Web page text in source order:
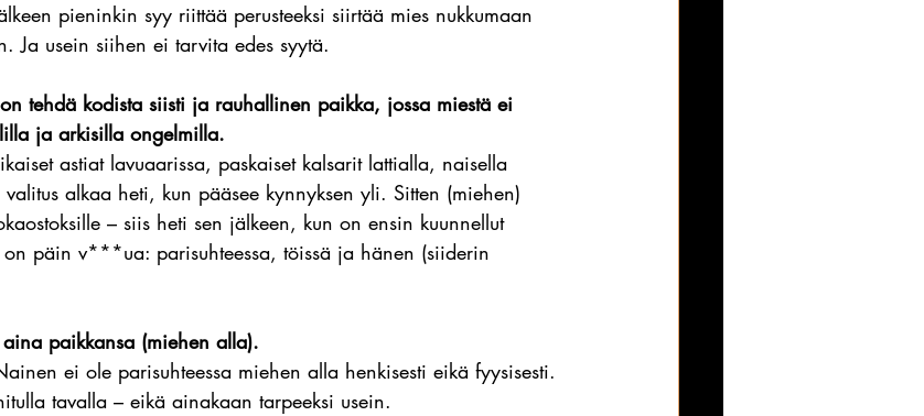
pieninkin syy riittää perusteeksi siirtää mies nukkumaan
Ja usein siihen ei tarvita edes syytä.
tehdä kodista siisti ja rauhallinen paikka, jossa miestä ei
ja arkisilla ongelmilla.
astiat lavuaarissa, paskaiset kalsarit lattialla, naisella
alkaa heti, kun pääsee kynnyksen yli. Sitten (miehen)
– siis heti sen jälkeen, kun on ensin kuunnellut
päin v***ua: parisuhteessa, töissä ja hänen (siiderin
paikkansa (miehen alla).
ei ole parisuhteessa miehen alla henkisesti eikä fyysisesti.
tavalla – eikä ainakaan tarpeeksi usein.